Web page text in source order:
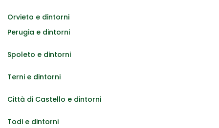
Orvieto e dintorni
Perugia e dintorni
Spoleto e dintorni
Terni e dintorni
Città di Castello e dintorni
Todi e dintorni